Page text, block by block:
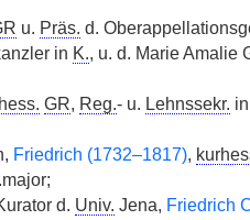
u. Präs. d.
in K., u. d. Marie Amalie
hess. GR, Reg.- u. Lehnssekr. in
Friedrich (1732–1817),
d. Univ. Jena, Friedrich